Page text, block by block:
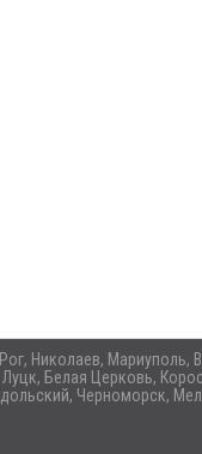
Николаев,
Белая Церковь,
Черноморск,